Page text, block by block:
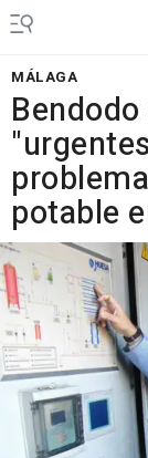
MÁLAGA
potable